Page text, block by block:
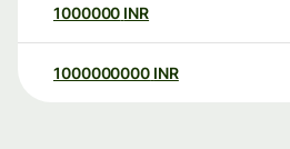
1000000 INR
1000000000 INR